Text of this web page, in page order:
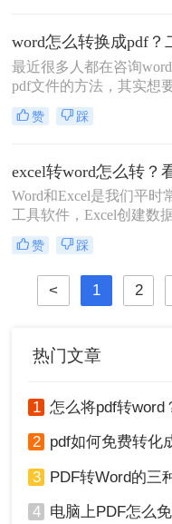
样操作，所以需要把
EXCEL格式。如果我们
成excel，编辑起来会非
最近很多人都在咨询
pdf文件的方法，其实想
档进行转换，并没有大家
难，只要选择转转大师
成pdf？这样转换就OK。
赞 踩
Word和Excel是我们平时
工具软件，Excel创建数
较强大，有时需要把
格放到Word里面用，那么
怎么转呢？下面是我平
用的两种方法，现在介
望对大家有所帮助。
赞 踩
< 1 2
热门文章
1 怎么将pdf转word
2 pdf如何免费转化成word
3 PDF转Word的三种实用
4 电脑上PDF怎么免费转换成